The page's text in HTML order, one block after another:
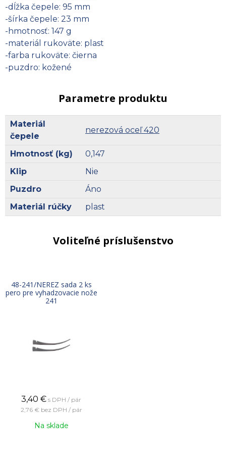
-dĺžka čepele: 95 mm
-šírka čepele: 23 mm
-hmotnosť: 147 g
-materiál rukoväte: plast
-farba rukoväte: čierna
-puzdro: kožené
Parametre produktu
Materiál
čepele
nerezová oceľ 420
Hmotnosť (kg)
0,147
Klip
Nie
Puzdro
Áno
Materiál rúčky
plast
Voliteľné príslušenstvo
48-241/NEREZ sada 2 ks
pero pre vyhadzovacie nože
241
3,40 € s DPH / pár
2,76 € bez DPH / pár
Na sklade